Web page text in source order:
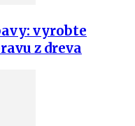
vyrobte
z dreva